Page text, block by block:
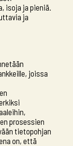
isoja ja pieniä.
ja
joissa
prosessien
tietopohjan
on, että